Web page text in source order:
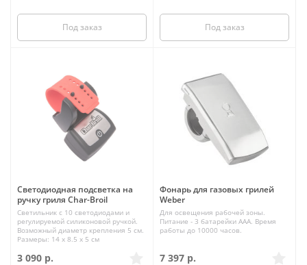
Под заказ Под заказ
Светодиодная подсветка на
ручку гриля Char-Broil
Светильник с 10 светодиодами и
регулируемой силиконовой ручкой.
Возможный диаметр крепления 5 см.
Размеры: 14 x 8.5 x 5 см
3 090 р.
Фонарь для газовых грилей
Weber
Для освещения рабочей зоны.
Питание - 3 батарейки ААА. Время
работы до 10000 часов.
7 397 р.